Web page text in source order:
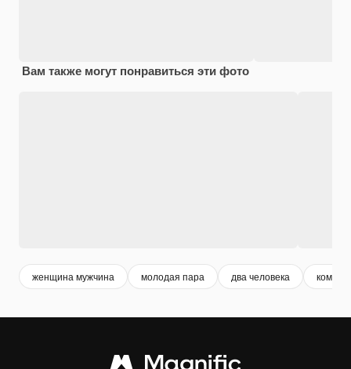
Вам также могут понравиться эти фото
женщина мужчина молодая пара два человека